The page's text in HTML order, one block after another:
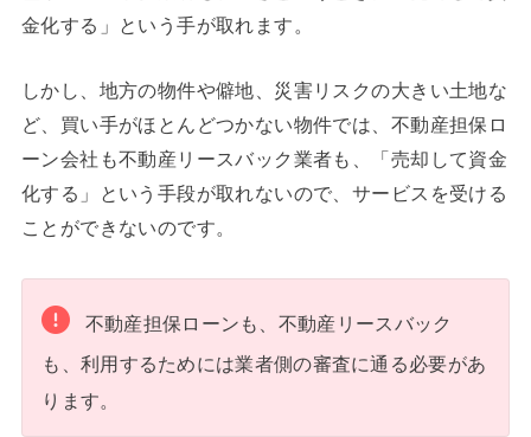
金化する」という手が取れます。
しかし、地方の物件や僻地、災害リスクの大きい土地な
ど、買い手がほとんどつかない物件では、不動産担保ロ
ーン会社も不動産リースバック業者も、「売却して資金
化する」という手段が取れないので、サービスを受ける
ことができないのです。
不動産担保ローンも、不動産リースバック
も、利用するためには業者側の審査に通る必要があ
ります。